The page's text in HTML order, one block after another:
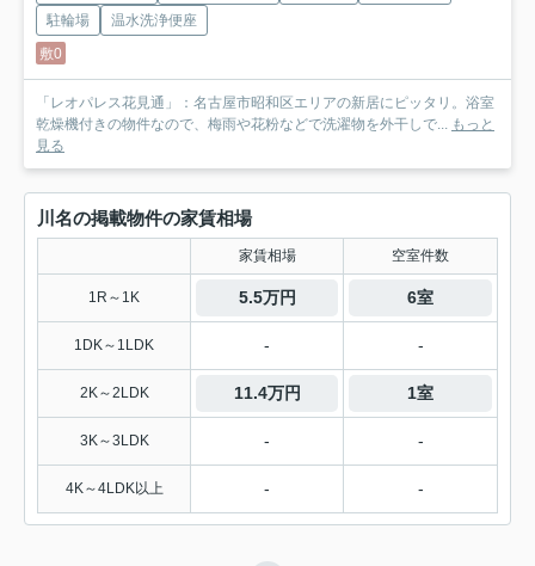
駐輪場
温水洗浄便座
敷0
「レオパレス花見通」：名古屋市昭和区エリアの新居にピッタリ。浴室
乾燥機付きの物件なので、梅雨や花粉などで洗濯物を外干しで... もっと
見る
川名の掲載物件の家賃相場
家賃相場 空室件数
1R～1K 5.5万円 6室
1DK～1LDK - -
2K～2LDK 11.4万円 1室
3K～3LDK - -
4K～4LDK以上 - -